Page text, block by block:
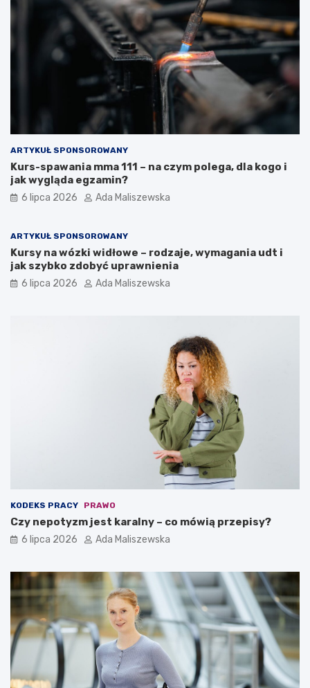
ARTYKUŁ SPONSOROWANY
Kurs-spawania mma 111 – na czym polega, dla kogo i
jak wygląda egzamin?
6 lipca 2026 Ada Maliszewska
ARTYKUŁ SPONSOROWANY
Kursy na wózki widłowe – rodzaje, wymagania udt i
jak szybko zdobyć uprawnienia
6 lipca 2026 Ada Maliszewska
KODEKS PRACY PRAWO
Czy nepotyzm jest karalny – co mówią przepisy?
6 lipca 2026 Ada Maliszewska